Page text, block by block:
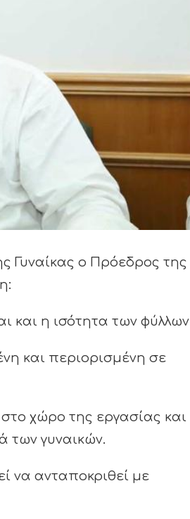
Γυναίκας ο Πρόεδρος της
και η ισότητα των
και περιορισμένη σε
χώρο της εργασίας και
των γυναικών.
να ανταποκριθεί με